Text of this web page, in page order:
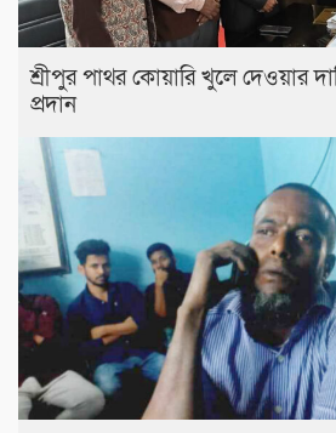
শ্রীপুর পাথর কোয়ারি খুলে দেওয়ার
প্রদান